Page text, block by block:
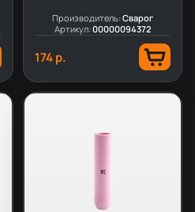
Производитель:Сварог
Артикул:00000094372
174 р.